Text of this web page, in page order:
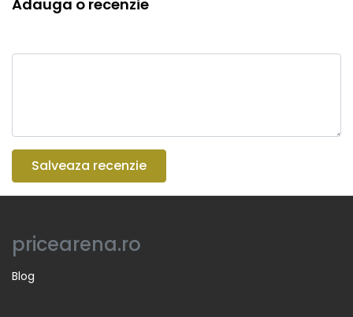
Adauga o recenzie
Salveaza recenzie
pricearena.ro
Blog